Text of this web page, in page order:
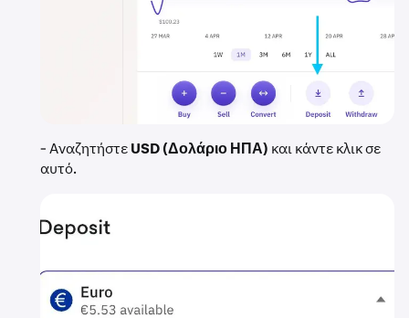
- ΑναζητήστεUSD (Δολάριο ΗΠΑ) και κάντε κλικ σε
αυτό.